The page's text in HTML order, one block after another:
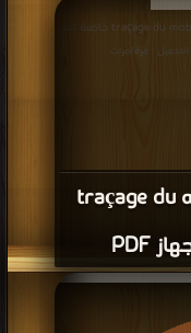
كتاب الهاتف يبلغ عن سارقيه traçage du
قراءة و تحميل كتاب كتاب الهاتف يبلغ عن سارقيه traçage du mobile 2 خاصية تتبع
| التحميل : مرة/مرات